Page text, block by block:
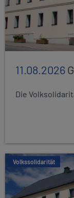
11.08.2026
Die
Volkssolidarität